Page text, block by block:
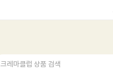
크레마클럽 상품 검색